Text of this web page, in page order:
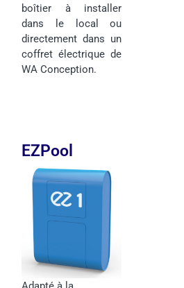
boîtier à installer
dans le local ou
directement dans un
coffret électrique de
WA Conception.
EZPool